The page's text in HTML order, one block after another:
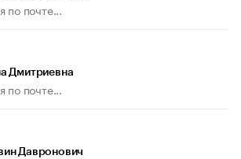
по почте...
Дмитриевна
по почте...
Давронович